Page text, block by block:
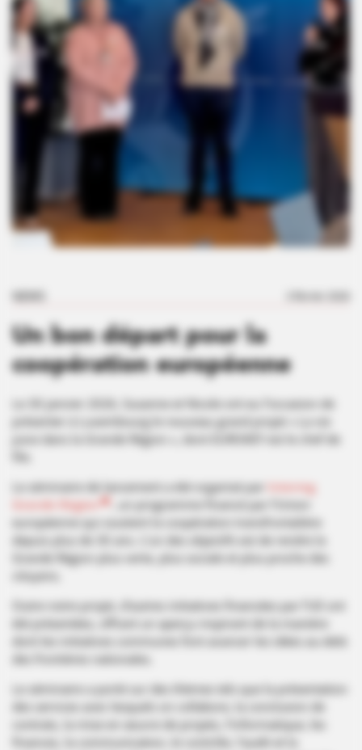
Un bon départ pour la
coopération européenne
Le 30 janvier 2026, Susanne et Nicole ont eu l’occasion de
présenter à Luxembourg le nouveau grand projet « La vie
juive dans la Grande Région », dont EUROKEY est le chef de
Le séminaire de lancement a été organisé par
Interreg
Grande Région
, un programme financé par l’Union
européenne qui soutient la coopération transfrontalière
depuis plus de 30 ans. L’un des objectifs est de rendre la
Grande Région plus verte, plus sociale et plus proche des
citoyens.
Outre notre projet, d’autres initiatives financées par l’UE ont
été présentées, offrant un aperçu inspirant de la manière
dont les initiatives communes font avancer les idées au-delà
Le séminaire a porté sur des thèmes tels que la présentation
des services avec lesquels on collabore, la conclusion de
contrats, la mise en œuvre de projets, l’informatique, les